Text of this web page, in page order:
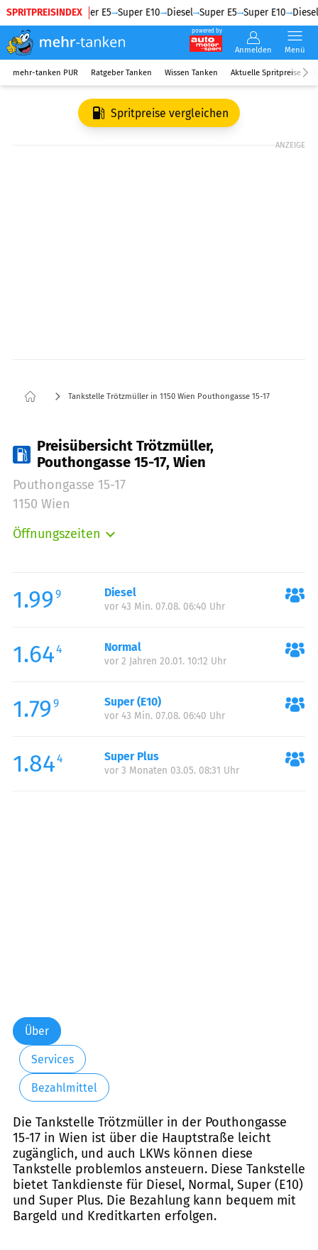
SPRITPREISINDEX
Diesel Super E5 Super E10 Diesel Super E5 Super E10 Diesel
powered by
Anmelden Menü
mehr-tanken PUR Ratgeber Tanken Wissen Tanken Aktuelle Spritpreise
Spritpreise vergleichen
ANZEIGE
Tankstelle Trötzmüller in 1150 Wien Pouthongasse 15-17
Preisübersicht Trötzmüller,
Pouthongasse 15-17, Wien
Pouthongasse 15-17
1150 Wien
Öffnungszeiten
Mittwoch:
06:00-24:00
Donnerstag:
Samstag:
06:00-24:00
Sonntag:
1.99 9 Diesel
vor 43 Min. 07.08. 06:40 Uhr
1.644 Normal
vor 2 Jahren 20.01. 10:12 Uhr
1.79 9 Super (E10)
vor 43 Min. 07.08. 06:40 Uhr
1.844 Super Plus
vor 3 Monaten 03.05. 08:31 Uhr
Über
Services
Bezahlmittel
Die Tankstelle Trötzmüller in der Pouthongasse
15-17 in Wien ist über die Hauptstraße leicht
zugänglich, und auch LKWs können diese
Tankstelle problemlos ansteuern. Diese Tankstelle
bietet Tankdienste für Diesel, Normal, Super (E10)
und Super Plus. Die Bezahlung kann bequem mit
Bargeld und Kreditkarten erfolgen.